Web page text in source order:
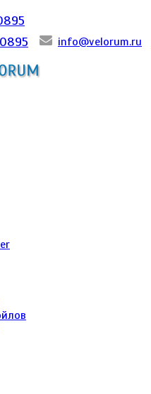
info@velorum.ru